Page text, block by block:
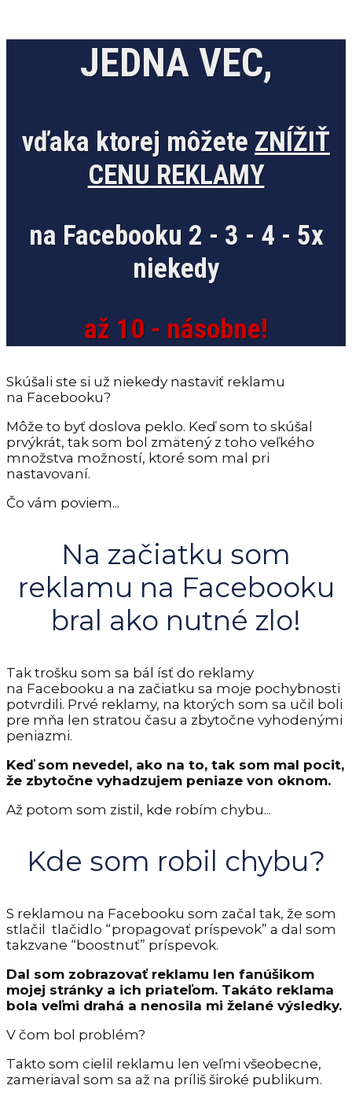
JEDNA VEC,
vďaka ktorej môžete ZNÍŽIŤ
CENU REKLAMY
na Facebooku 2 - 3 - 4 - 5x
niekedy
až 10 - násobne!
Skúšali ste si už niekedy nastaviť reklamu
na Facebooku?
Môže to byť doslova peklo. Keď som to skúšal
prvýkrát, tak som bol zmätený z toho veľkého
množstva možností, ktoré som mal pri
nastavovaní.
Čo vám poviem...
Na začiatku som
reklamu na Facebooku
bral ako nutné zlo!
Tak trošku som sa bál ísť do reklamy
na Facebooku a na začiatku sa moje pochybnosti
potvrdili. Prvé reklamy, na ktorých som sa učil boli
pre mňa len stratou času a zbytočne vyhodenými
peniazmi.
Keď som nevedel, ako na to, tak som mal pocit,
že zbytočne vyhadzujem peniaze von oknom.
Až potom som zistil, kde robím chybu...
Kde som robil chybu?
S reklamou na Facebooku som začal tak, že som
stlačil tlačidlo “propagovať príspevok” a dal som
takzvane “boostnuť” príspevok.
Dal som zobrazovať reklamu len fanúšikom
mojej stránky a ich priateľom. Takáto reklama
bola veľmi drahá a nenosila mi želané výsledky.
V čom bol problém?
Takto som cielil reklamu len veľmi všeobecne,
zameriaval som sa až na príliš široké publikum.